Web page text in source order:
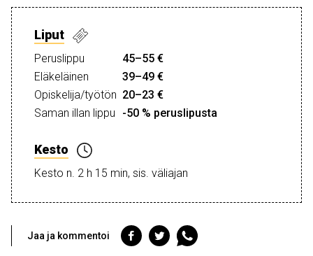
Liput
Peruslippu
45–55 €
Eläkeläinen
39–49 €
Opiskelija/työtön 20–23 €
Saman illan lippu
-50 % peruslipusta
Kesto
Kesto n. 2 h 15 min, sis. väliajan
Jaa ja kommentoi
Jaa
Facebookiin
Jaa
Twitteriin
Jaa
WhatsAppiin